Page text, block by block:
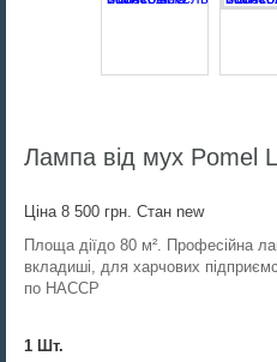
Лампа від мух Pomel
Ціна 8 500 грн. Стан new
Площа діїдо 80 м². Професійна
вкладиші, для харчових
по HACCP
1 Шт.